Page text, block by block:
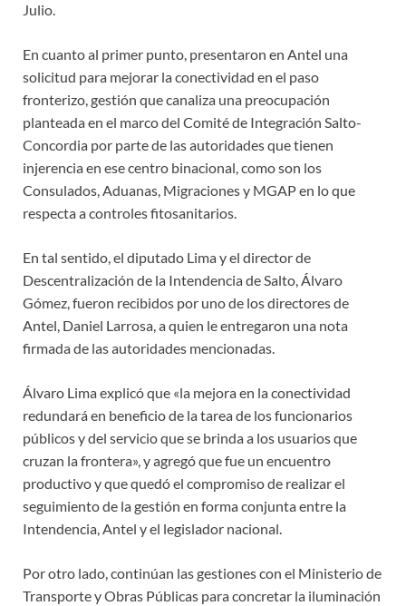
Julio.
En cuanto al primer punto, presentaron en Antel una
solicitud para mejorar la conectividad en el paso
fronterizo, gestión que canaliza una preocupación
planteada en el marco del Comité de Integración Salto-
Concordia por parte de las autoridades que tienen
injerencia en ese centro binacional, como son los
Consulados, Aduanas, Migraciones y MGAP en lo que
respecta a controles fitosanitarios.
En tal sentido, el diputado Lima y el director de
Descentralización de la Intendencia de Salto, Álvaro
Gómez, fueron recibidos por uno de los directores de
Antel, Daniel Larrosa, a quien le entregaron una nota
firmada de las autoridades mencionadas.
Álvaro Lima explicó que «la mejora en la conectividad
redundará en beneficio de la tarea de los funcionarios
públicos y del servicio que se brinda a los usuarios que
cruzan la frontera», y agregó que fue un encuentro
productivo y que quedó el compromiso de realizar el
seguimiento de la gestión en forma conjunta entre la
Intendencia, Antel y el legislador nacional.
Por otro lado, continúan las gestiones con el Ministerio de
Transporte y Obras Públicas para concretar la iluminación